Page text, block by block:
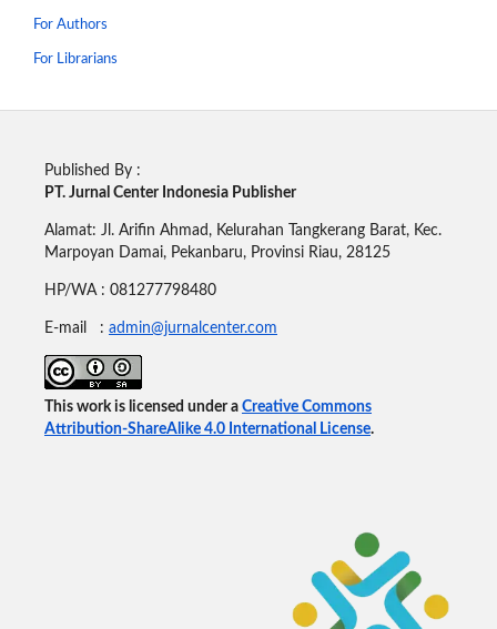
For Authors
For Librarians
Published By :
PT. Jurnal Center Indonesia Publisher
Alamat: Jl. Arifin Ahmad, Kelurahan Tangkerang Barat, Kec.
Marpoyan Damai, Pekanbaru, Provinsi Riau, 28125
HP/WA : 081277798480
E-mail : admin@jurnalcenter.com
This work is licensed under a Creative Commons
Attribution-ShareAlike 4.0 International License.